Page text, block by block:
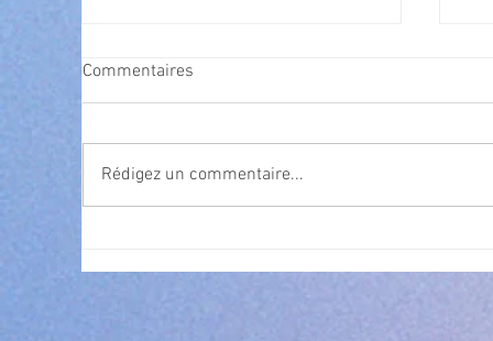
Commentaires
Rédigez un commentaire...